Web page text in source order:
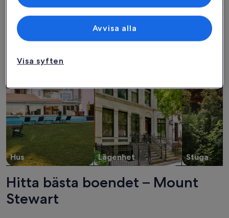
Hitta boenden i din stil
Hus Lägenhet Stuga
Hitta bästa boendet – Mount
Stewart
Visa syften
Avvisa alla